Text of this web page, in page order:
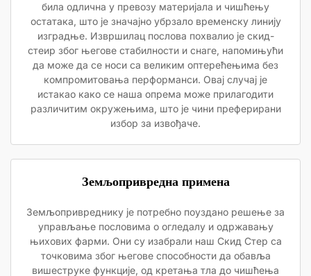
била одлична у превозу материјала и чишћењу
остатака, што је значајно убрзало временску линију
изградње. Извршилац послова похвалио је скид-
стеир због његове стабилности и снаге, напомињући
да може да се носи са великим оптерећењима без
компромитовања перформанси. Овај случај је
истакао како се наша опрема може прилагодити
различитим окружењима, што је чини преферирани
избор за извођаче.
Земљопривредна примена
Земљопривреднику је потребно поуздано решење за
управљање пословима о огледалу и одржавању
њихових фарми. Они су изабрали наш Скид Стер са
точковима због његове способности да обавља
вишеструке функције, од кретања тла до чишћења